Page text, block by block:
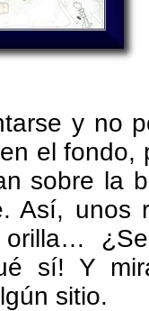
y no
el
sobre la
Así, unos
sí! Y
sitio.